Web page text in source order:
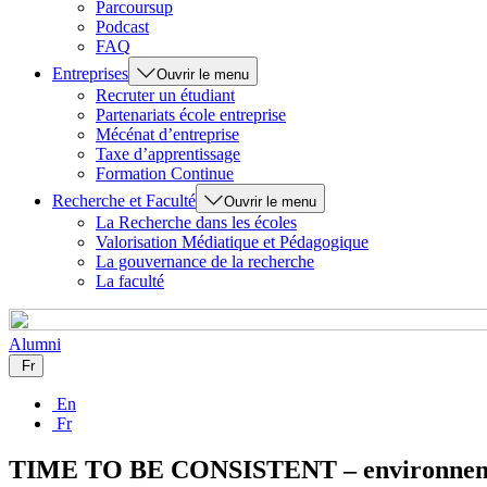
Parcoursup
Podcast
FAQ
Entreprises
Ouvrir le menu
Recruter un étudiant
Partenariats école entreprise
Mécénat d’entreprise
Taxe d’apprentissage
Formation Continue
Recherche et Faculté
Ouvrir le menu
La Recherche dans les écoles
Valorisation Médiatique et Pédagogique
La gouvernance de la recherche
La faculté
Alumni
Fr
En
Fr
TIME TO BE CONSISTENT –